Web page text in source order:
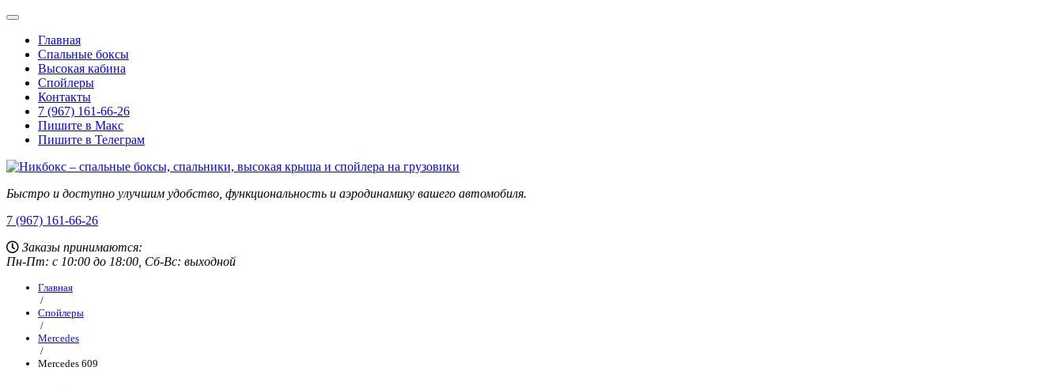
Главная
Спальные боксы
Высокая кабина
Спойлеры
Контакты
7 (967) 161-66-26
Пишите в Макс
Пишите в Телеграм
Быстро и доступно улучшим удобство, функциональность и аэродинамику вашего автомобиля.
7 (967) 161-66-26
Заказы принимаются:
Пн-Пт: с 10:00 до 18:00, Сб-Вс: выходной
Главная
/
Спойлеры
/
Mercedes
/
Mercedes 609